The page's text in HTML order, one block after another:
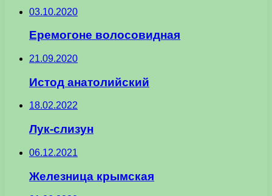
03.10.2020
Еремогоне волосовидная
21.09.2020
Истод анатолийский
18.02.2022
Лук-слизун
06.12.2021
Железница крымская